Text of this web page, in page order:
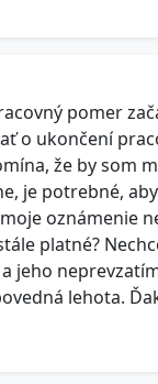
pomer
o ukončení
že by som
je potrebné,
oznámenie
platné?
jeho
lehota.